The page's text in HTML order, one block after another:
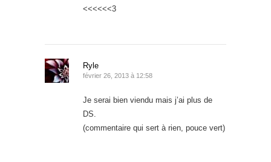
<<<<<<3
Ryle
février 26, 2013 à 12:58
Je serai bien viendu mais j’ai plus de
DS.
(commentaire qui sert à rien, pouce vert)